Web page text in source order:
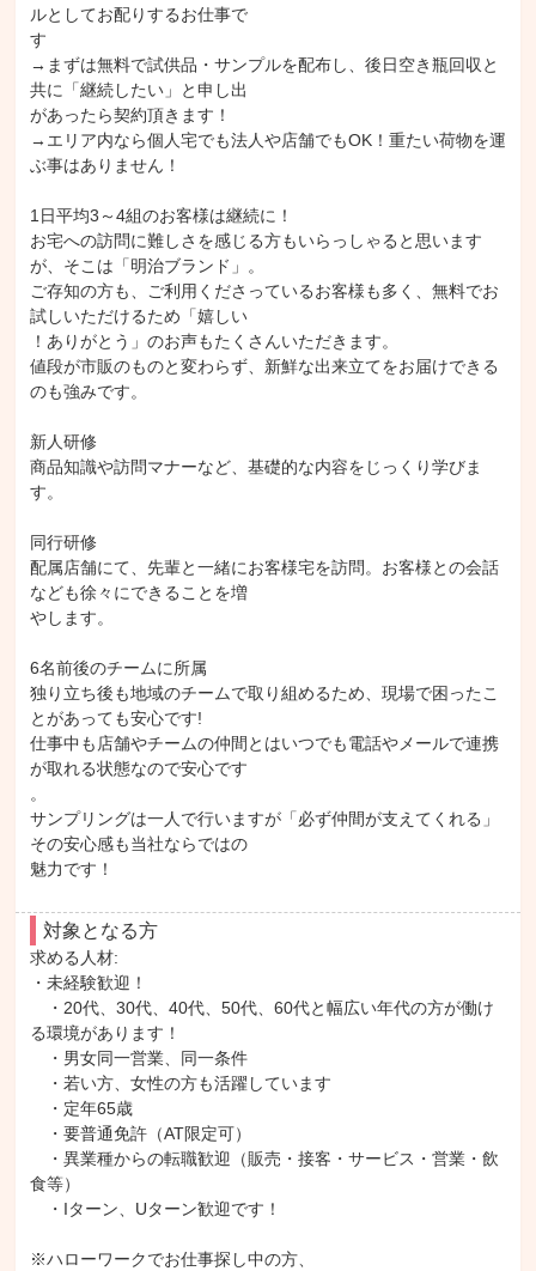
ルとしてお配りするお仕事で
す
→まずは無料で試供品・サンプルを配布し、後日空き瓶回収と
共に「継続したい」と申し出
があったら契約頂きます！
→エリア内なら個人宅でも法人や店舗でもOK！重たい荷物を運
ぶ事はありません！
1日平均3～4組のお客様は継続に！
お宅への訪問に難しさを感じる方もいらっしゃると思います
が、そこは「明治ブランド」。
ご存知の方も、ご利用くださっているお客様も多く、無料でお
試しいただけるため「嬉しい
！ありがとう」のお声もたくさんいただきます。
値段が市販のものと変わらず、新鮮な出来立てをお届けできる
のも強みです。
新人研修
商品知識や訪問マナーなど、基礎的な内容をじっくり学びま
す。
同行研修
配属店舗にて、先輩と一緒にお客様宅を訪問。お客様との会話
なども徐々にできることを増
やします。
6名前後のチームに所属
独り立ち後も地域のチームで取り組めるため、現場で困ったこ
とがあっても安心です!
仕事中も店舗やチームの仲間とはいつでも電話やメールで連携
が取れる状態なので安心です
。
サンプリングは一人で行いますが「必ず仲間が支えてくれる」
その安心感も当社ならではの
魅力です！
対象となる方
求める人材:
・未経験歓迎！
・20代、30代、40代、50代、60代と幅広い年代の方が働け
る環境があります！
・男女同一営業、同一条件
・若い方、女性の方も活躍しています
・定年65歳
・要普通免許（AT限定可）
・異業種からの転職歓迎（販売・接客・サービス・営業・飲
食等）
・Iターン、Uターン歓迎です！
※ハローワークでお仕事探し中の方、